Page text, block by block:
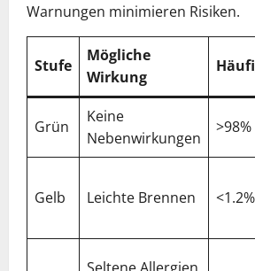
Warnungen minimieren Risiken.
Stufe
Mögliche
Wirkung
Grün
Keine
Nebenwirkungen
>98%
Gelb Leichte Brennen <1.2%